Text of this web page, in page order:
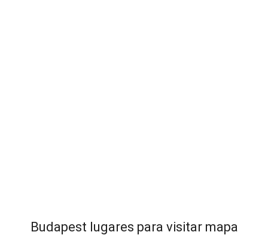
Budapest lugares para visitar mapa